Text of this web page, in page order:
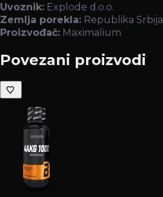
Uvoznik: Explode d.o.o.
Zemlja porekla: Republika Srbija
Proizvođač: Maximalium
Povezani proizvodi